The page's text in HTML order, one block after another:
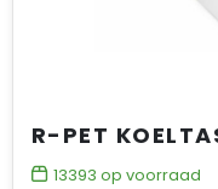
13393 op voorraad